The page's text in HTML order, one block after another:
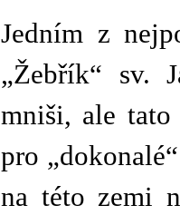
Jedním z
„Žebřík“ sv.
mniši, ale
pro
na této zemi